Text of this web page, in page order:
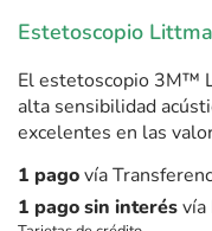
Estetoscopio
El estetoscopio 3M™
alta sensibilidad
excelentes en las
1 pagovía
1 pago sin interésvía